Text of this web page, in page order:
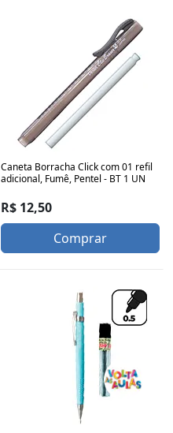
Caneta Borracha Click com 01 refil
adicional, Fumê, Pentel - BT 1 UN
R$ 12,50
Comprar